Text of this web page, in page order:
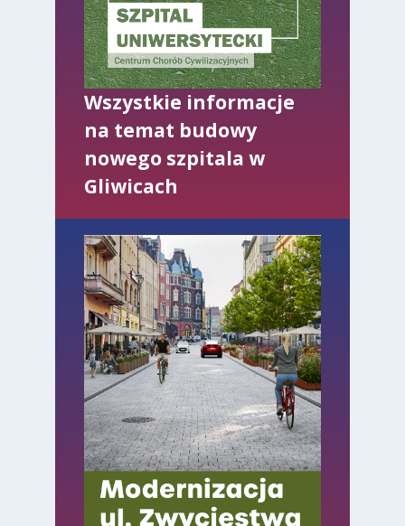
Wszystkie informacje
na temat budowy
nowego szpitala w
Gliwicach